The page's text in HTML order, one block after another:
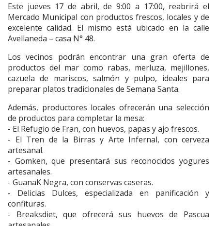
Este jueves 17 de abril, de 9:00 a 17:00, reabrirá el
Mercado Municipal con productos frescos, locales y de
excelente calidad. El mismo está ubicado en la calle
Avellaneda – casa N° 48.
Los vecinos podrán encontrar una gran oferta de
productos del mar como rabas, merluza, mejillones,
cazuela de mariscos, salmón y pulpo, ideales para
preparar platos tradicionales de Semana Santa.
Además, productores locales ofrecerán una selección
de productos para completar la mesa:
- El Refugio de Fran, con huevos, papas y ajo frescos.
- El Tren de la Birras y Arte Infernal, con cerveza
artesanal.
- Gomken, que presentará sus reconocidos yogures
artesanales.
- GuanaK Negra, con conservas caseras.
- Delicias Dulces, especializada en panificación y
confituras.
- Breaksdiet, que ofrecerá sus huevos de Pascua